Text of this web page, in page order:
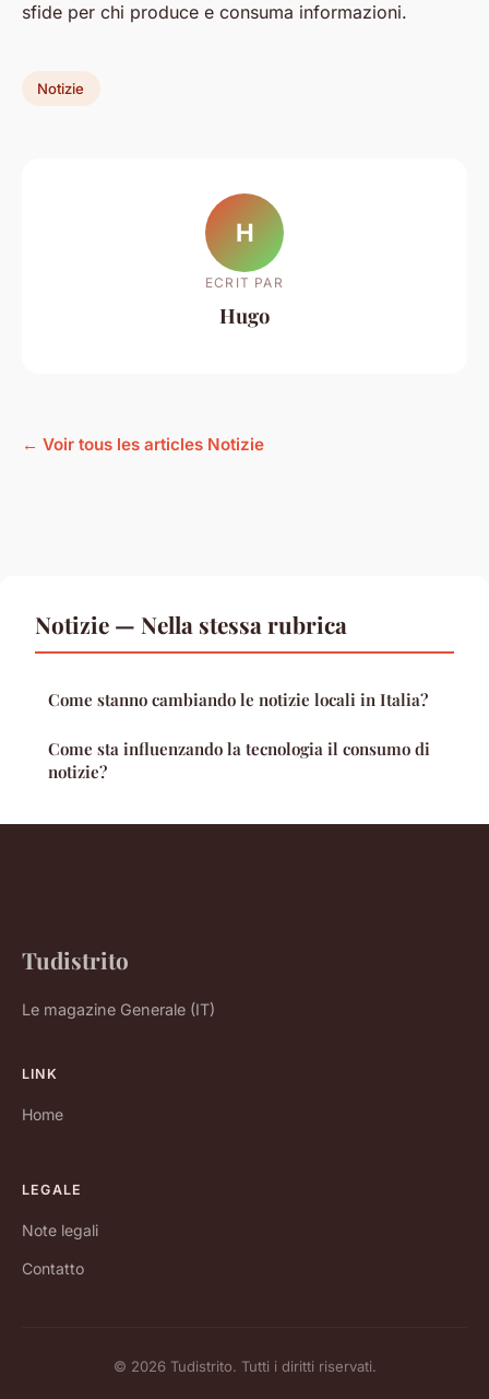
sfide per chi produce e consuma informazioni.
Notizie
H
ECRIT PAR
Hugo
← Voir tous les articles Notizie
Notizie — Nella stessa rubrica
Come stanno cambiando le notizie locali in Italia?
Come sta influenzando la tecnologia il consumo di
notizie?
Tudistrito
Le magazine Generale (IT)
LINK
Home
LEGALE
Note legali
Contatto
© 2026 Tudistrito. Tutti i diritti riservati.